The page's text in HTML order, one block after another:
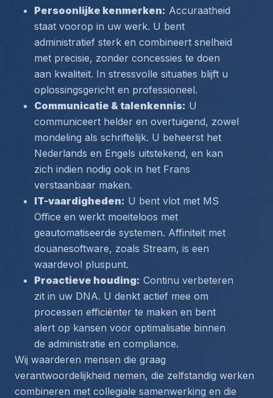
Persoonlijke kenmerken: Accuraatheid
staat voorop in uw werk. U bent
administratief sterk en combineert snelheid
met precisie, zonder concessies te doen
aan kwaliteit. In stressvolle situaties blijft u
oplossingsgericht en professioneel.
Communicatie & talenkennis: U
communiceert helder en overtuigend, zowel
mondeling als schriftelijk. U beheerst het
Nederlands en Engels uitstekend, en kan
zich indien nodig ook in het Frans
verstaanbaar maken.
IT-vaardigheden: U bent vlot met MS
Office en werkt moeiteloos met
geautomatiseerde systemen. Affiniteit met
douanesoftware, zoals Stream, is een
waardevol pluspunt.
Proactieve houding: Continu verbeteren
zit in uw DNA. U denkt actief mee om
processen efficiënter te maken en bent
alert op kansen voor optimalisatie binnen
de administratie en compliance.
Wij waarderen mensen die graag
verantwoordelijkheid nemen, die zelfstandig werken
combineren met collegiale samenwerking en die